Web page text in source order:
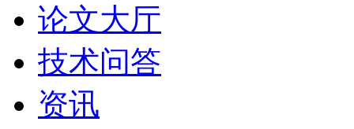
论文大厅
技术问答
资讯